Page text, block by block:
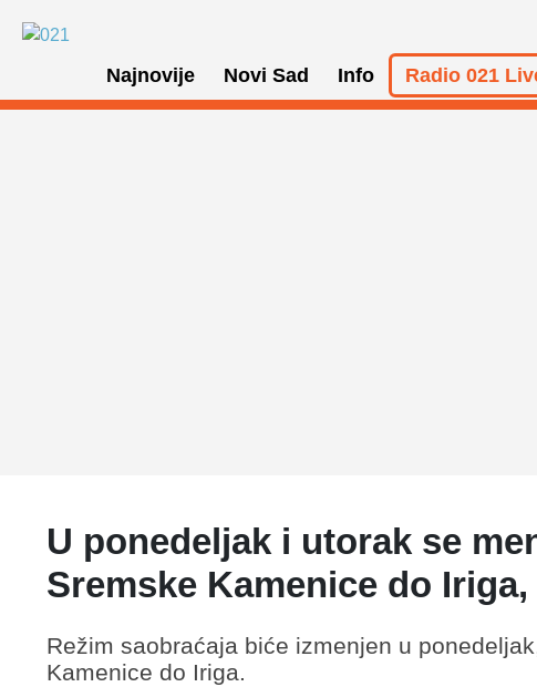
Najnovije Novi Sad Info Radio 021
U ponedeljak i utorak se
Sremske Kamenice do
Režim saobraćaja biće izmenjen u
Kamenice do Iriga.